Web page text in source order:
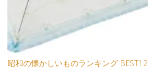
昭和の懐かしいものランキング BEST12